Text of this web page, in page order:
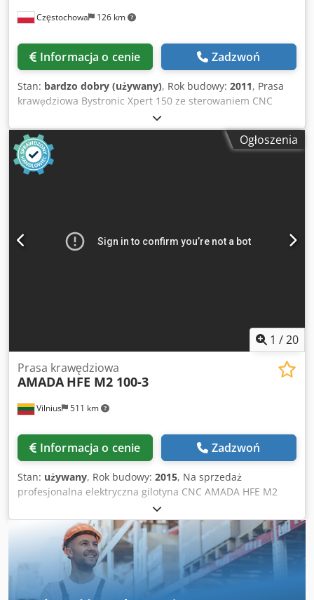
Częstochowa 126 km
Informacja o cenie Zadzwoń
Stan: bardzo dobry (używany), Rok budowy: 2011, Prasa
krawędziowa Bystronic Xpert 150 ze sterowaniem CNC
Bystronic, długość gięcia 4100 mm, Csdeyrnfdepfx Aczsrf
maks. siła 1500 kN, maks. skok 215 mm, automatyczne
zderzaki system laserowy Bystronic Fast Bend. Nr seryjny:
11530057 (2011). Waga maszyny: 11 800 kg. Kraj
pochodzenia: Niemcy. Osie: Y-belka góra dół X-dojazd
Ogłoszenia
1 /20
Vilnius 511 km
Prasa krawędziowa
AMADA HFE M2 100-3
Informacja o cenie Zadzwoń
Stan: używany, Rok budowy: 2015, Na sprzedaż
profesjonalna elektryczna gilotyna CNC AMADA HFE M2
100-3. Crodpszrwc Dofx Aczsf Bardzo cicha praca dzięki
napędowi elektrycznemu. Maszyna w pełni sprawna,
regularnie serwisowana przez firmę Amada. Możliwość
oględzin i przetestowania. Maszyna sprzedawana bez
narzędzi. Możemy zaoferować nowe narzędzia,
dostosowane do Państwa potrzeb. Podstawowe informacje:
Producent: AMADA Model: HFE M2 100-3 Data produkcji: